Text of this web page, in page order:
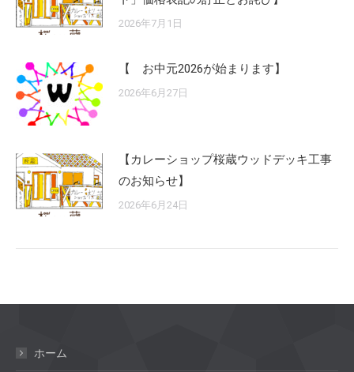
2026年7月1日
【 お中元2026が始まります】
2026年6月27日
【カレーショップ桜蔵ウッドデッキ工事
のお知らせ】
2026年6月24日
ホーム